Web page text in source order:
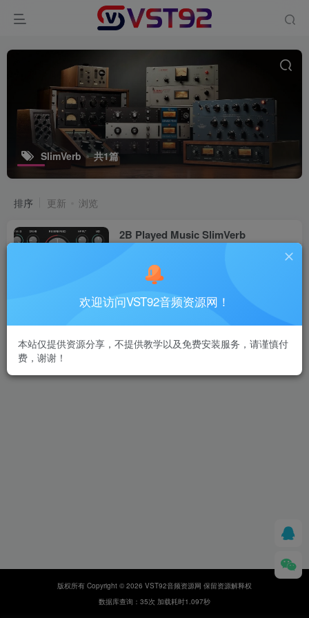
SlimVerb 共1篇
排序 更新 浏览
2B Played Music SlimVerb
VST插件
2个月前
版权所有 Copyright © 2026 VST92音频资源网 保留资源解释权
数据库查询：35次 加载耗时1.097秒
欢迎访问VST92音频资源网！
本站仅提供资源分享，不提供教学以及免费安装服务，请谨慎付
费，谢谢！